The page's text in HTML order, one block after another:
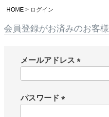
HOME ログイン
会員登録がお済みのお客様
メールアドレス
パスワード